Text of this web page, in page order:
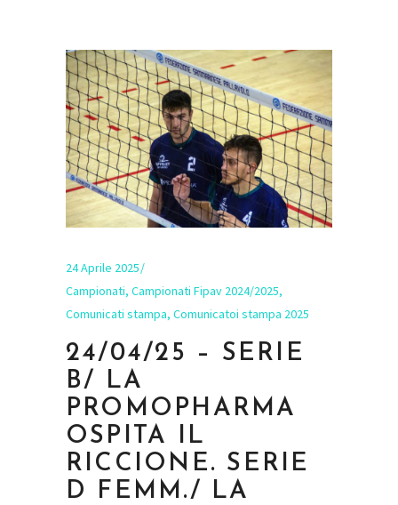
24 Aprile 2025
Campionati, Campionati Fipav 2024/2025,
Comunicati stampa, Comunicatoi stampa 2025
24/04/25 – SERIE
B/ LA
PROMOPHARMA
OSPITA IL
RICCIONE. SERIE
D FEMM./ LA